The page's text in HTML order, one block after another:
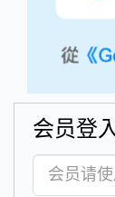
会员登